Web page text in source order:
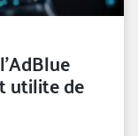
utilite de